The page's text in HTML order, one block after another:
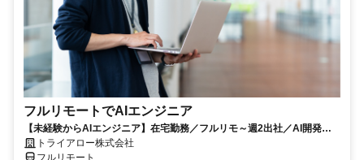
フルリモートでAIエンジニア
【未経験からAIエンジニア】在宅勤務／フルリモ～週2出社／AI開発を
仕事にする
トライアロー株式会社
フルリモート